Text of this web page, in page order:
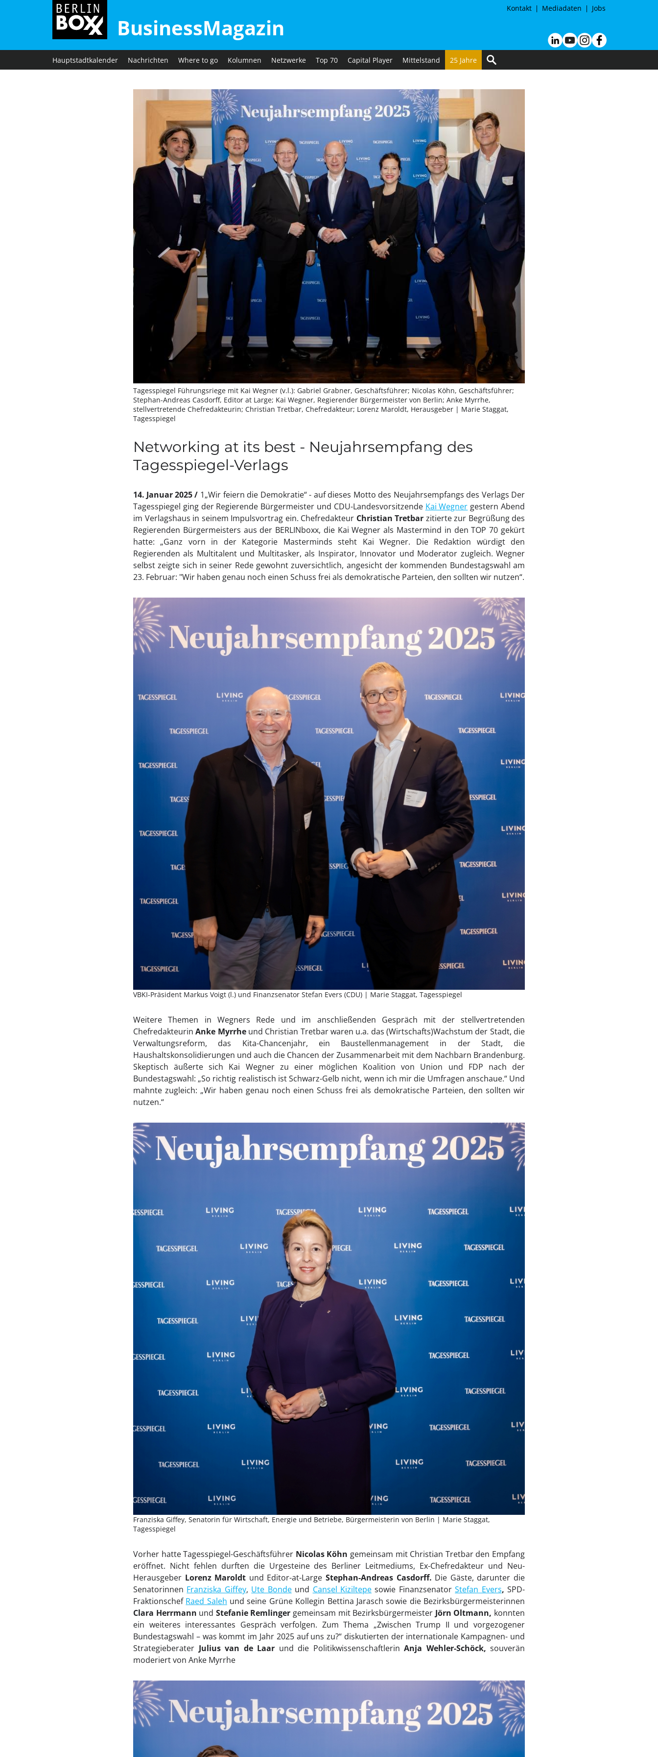
BusinessMagazin
Kontakt Mediadaten Jobs
Hauptstadtkalender Nachrichten Where to go Kolumnen Netzwerke Top 70 Capital Player Mittelstand 25 Jahre
Tagesspiegel Führungsriege mit Kai Wegner (v.l.): Gabriel Grabner, Geschäftsführer; Nicolas Köhn, Geschäftsführer;
Stephan-Andreas Casdorff, Editor at Large; Kai Wegner, Regierender Bürgermeister von Berlin; Anke Myrrhe,
stellvertretende Chefredakteurin; Christian Tretbar, Chefredakteur; Lorenz Maroldt, Herausgeber | Marie Staggat,
Tagesspiegel
Networking at its best - Neujahrsempfang des
Tagesspiegel-Verlags
14. Januar 2025
1„Wir feiern die Demokratie“ - auf dieses Motto des Neujahrsempfangs des Verlags Der
Tagesspiegel ging der Regierende Bürgermeister und CDU-Landesvorsitzende Kai Wegner gestern Abend
im Verlagshaus in seinem Impulsvortrag ein. Chefredakteur Christian Tretbar zitierte zur Begrüßung des
Regierenden Bürgermeisters aus der BERLINboxx, die Kai Wegner als Mastermind in den TOP 70 gekürt
hatte: „Ganz vorn in der Kategorie Masterminds steht Kai Wegner. Die Redaktion würdigt den
Regierenden als Multitalent und Multitasker, als Inspirator, Innovator und Moderator zugleich. Wegner
selbst zeigte sich in seiner Rede gewohnt zuversichtlich, angesicht der kommenden Bundestagswahl am
23. Februar: "Wir haben genau noch einen Schuss frei als demokratische Parteien, den sollten wir nutzen“.
VBKI-Präsident Markus Voigt (l.) und Finanzsenator Stefan Evers (CDU) | Marie Staggat, Tagesspiegel
Weitere Themen in Wegners Rede und im anschließenden Gespräch mit der stellvertretenden
ChefredakteurinAnke Myrrheund Christian Tretbar waren u.a. das (Wirtschafts)Wachstum der Stadt, die
Verwaltungsreform, das Kita-Chancenjahr, ein Baustellenmanagement in der Stadt, die
Haushaltskonsolidierungen und auch die Chancen der Zusammenarbeit mit dem Nachbarn Brandenburg.
Skeptisch äußerte sich Kai Wegner zu einer möglichen Koalition von Union und FDP nach der
Bundestagswahl: „So richtig realistisch ist Schwarz-Gelb nicht, wenn ich mir die Umfragen anschaue.“ Und
mahnte zugleich: „Wir haben genau noch einen Schuss frei als demokratische Parteien, den sollten wir
nutzen.“
Franziska Giffey, Senatorin für Wirtschaft, Energie und Betriebe, Bürgermeisterin von Berlin | Marie Staggat,
Tagesspiegel
Vorher hatte Tagesspiegel-Geschäftsführer Nicolas Köhn gemeinsam mit Christian Tretbar den Empfang
eröffnet. Nicht fehlen durften die Urgesteine des Berliner Leitmediums, Ex-Chefredakteur und Neu-
Herausgeber Lorenz Maroldt und Editor-at-LargeStephan-Andreas Casdorff. Die Gäste, darunter die
Senatorinnen Franziska Giffey, Ute Bondeund Cansel Kiziltepesowie FinanzsenatorStefan Evers, SPD-
Fraktionschef Raed Saleh und seine Grüne Kollegin Bettina Jarasch sowie die Bezirksbürgermeisterinnen
Clara Herrmann und Stefanie Remlinger gemeinsam mit Bezirksbürgermeister Jörn Oltmann, konnten
ein weiteres interessantes Gespräch verfolgen. Zum Thema „Zwischen Trump II und vorgezogener
Bundestagswahl – was kommt im Jahr 2025 auf uns zu?“ diskutierten der internationale Kampagnen- und
Strategieberater Julius van de Laar und die Politikwissenschaftlerin Anja Wehler-Schöck, souverän
moderiert von Anke Myrrhe